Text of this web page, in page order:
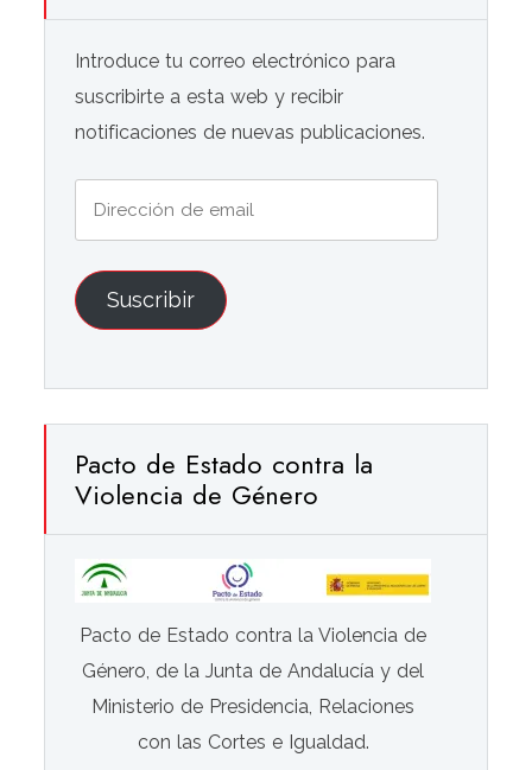
Introduce tu correo electrónico para
suscribirte a esta web y recibir
notificaciones de nuevas publicaciones.
email
Suscribir
Pacto de Estado contra la
Violencia de Género
Pacto de Estado contra la Violencia de
Género, de la Junta de Andalucía y del
Ministerio de Presidencia, Relaciones
con las Cortes e Igualdad.